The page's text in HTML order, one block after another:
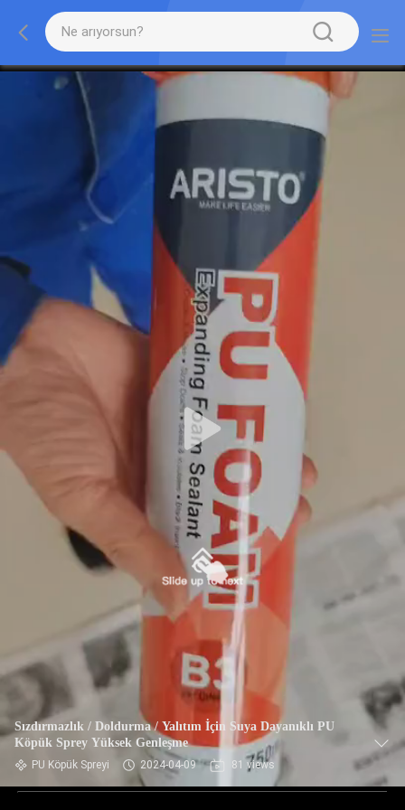
Sızdırmazlık / Doldurma / Yalıtım İçin Suya Dayanıklı PU
Köpük Sprey Yüksek Genleşme
PU Köpük Spreyi 2024-04-09 81 views